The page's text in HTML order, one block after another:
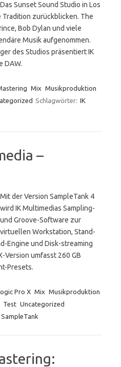
Das Sunset Sound Studio in Los
zurückblicken. The
Bob Dylan und viele
Musik aufgenommen.
des Studios präsentiert IK
DAW.
Mix Musikproduktion
Schlagwörter: IK
–
Mit der Version SampleTank 4
wird IK Multimedias Sampling-
und Groove-Software zur
virtuellen Workstation, Stand-
Engine und Disk-streaming
Version umfasst 260 GB
Presets.
Pro X Mix Musikproduktion
Test Uncategorized
SampleTank